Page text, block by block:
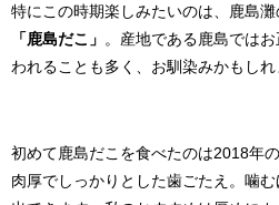
特にこの時期楽しみたいのは、鹿島
「鹿島だこ」 。産地である鹿島では
われることも多く、お馴染みかもしれ
初めて鹿島だこを食べたのは2018年
肉厚でしっかりとした歯ごたえ。噛